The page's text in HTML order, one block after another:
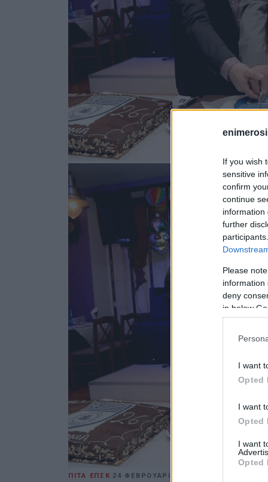
If you wish
sensitive
confirm
continue
information
further
Please
information
deny
in below
I want
Opted
I want
Opted
I want
Opted
ΠΙΤΑ ΕΠΣΚ 24 ΦΕΒΡΟΥΑΡΊΟΥ 2026